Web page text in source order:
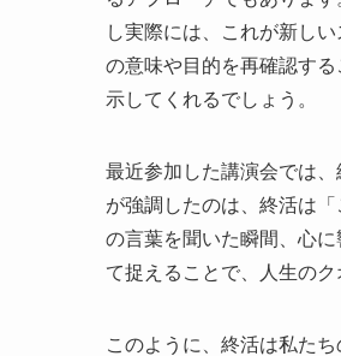
し実際には、これが新し
の意味や目的を再確認す
示してくれるでしょう。
最近参加した講演会では
が強調したのは、終活は
の言葉を聞いた瞬間、心
て捉えることで、人生の
このように、終活は私た